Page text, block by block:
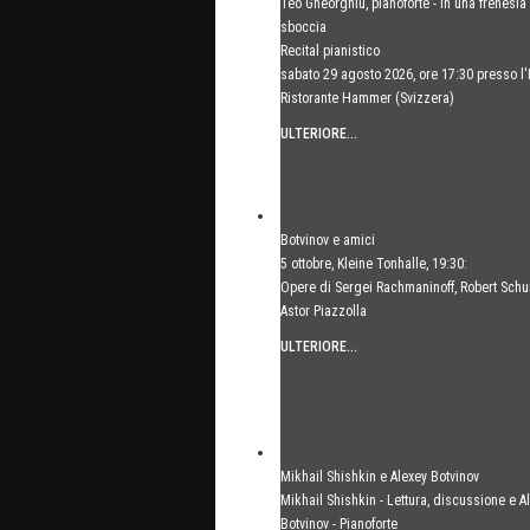
Teo Gheorghiu, pianoforte - In una
sboccia
Recital pianistico
sabato 29 agosto 2026, ore 17:30 presso
Ristorante Hammer (Svizzera)
ULTERIORE...
Botvinov e amici
5 ottobre, Kleine Tonhalle, 19:30:
Opere di Sergei Rachmaninoff, Robert
Astor Piazzolla
ULTERIORE...
Mikhail Shishkin e Alexey Botvinov
Mikhail Shishkin - Lettura, discussione e
Botvinov - Pianoforte